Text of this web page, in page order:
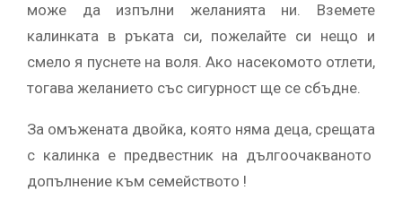
може да изпълни желанията ни. Вземете
калинката в ръката си, пожелайте си нещо и
смело я пуснете на воля. Ако насекомото отлети,
тогава желанието със сигурност ще се сбъдне.
За омъжената двойка, която няма деца, срещата
с калинка е предвестник на дългоочакваното
допълнение към семейството !